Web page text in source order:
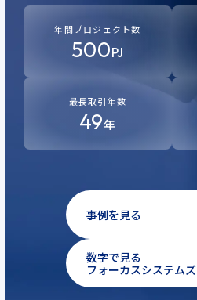
事例を見る
数字で見る
フォーカスシステムズ
年間プロジェクト数
500PJ
最長取引年数
49年